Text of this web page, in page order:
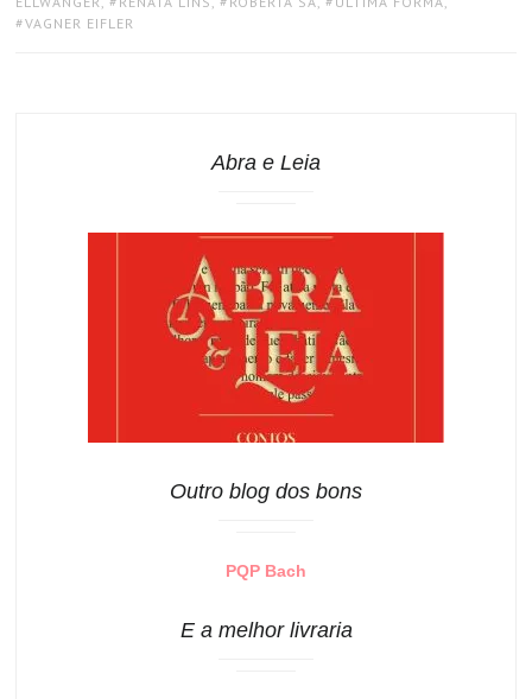
VAGNER EIFLER
Abra e Leia
Outro blog dos bons
PQP Bach
E a melhor livraria